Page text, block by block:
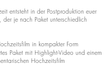
entsteht in der Postproduktion euer
der je nach Paket unterschiedlich
in kompakter Form
Paket mit Highlight-Video und einem
Hochzeitsfilm